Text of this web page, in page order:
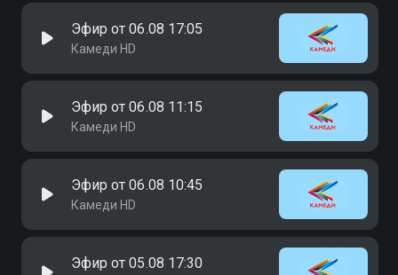
Эфир от 06.08 17:05
Камеди HD
Эфир от 06.08 11:15
Камеди HD
Эфир от 06.08 10:45
Камеди HD
Эфир от 05.08 17:30